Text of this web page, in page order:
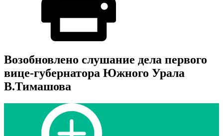
Возобновлено слушание дела первого
вице-губернатора Южного Урала
В.Тимашова